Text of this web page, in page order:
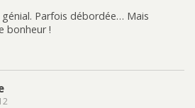
génial. Parfois débordée… Mais
bonheur !